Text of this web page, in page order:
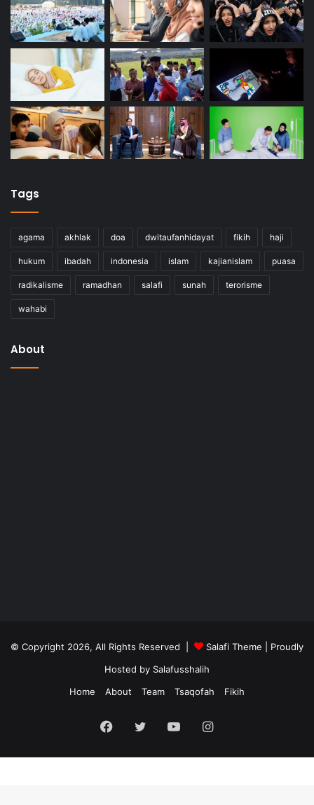
Tags
agama akhlak doa dwitaufanhidayat fikih haji
hukum ibadah indonesia islam kajianislam puasa
radikalisme ramadhan salafi sunah terorisme
wahabi
About
© Copyright 2026, All Rights Reserved | Salafi Theme | Proudly
Hosted by Salafusshalih
Home
About Team Tsaqofah Fikih
Facebook
Twitter YouTubeInstagram